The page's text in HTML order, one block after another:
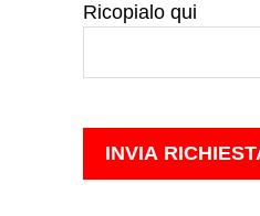
Ricopialo qui